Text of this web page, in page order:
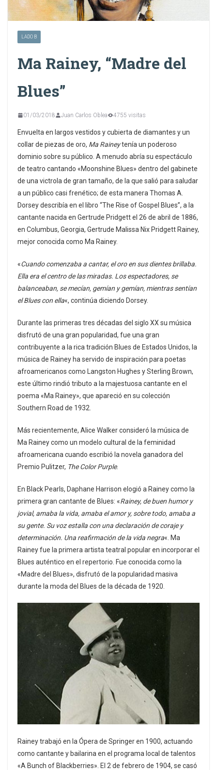
LADO B
Ma Rainey, “Madre del
Blues”
01/03/2018 Juan Carlos Oblea 4755 visitas
Envuelta en largos vestidos y cubierta de diamantes y un
collar de piezas de oro, Ma Raineytenía un poderoso
dominio sobre su público. A menudo abría su espectáculo
de teatro cantando «Moonshine Blues» dentro del gabinete
de una victrola de gran tamaño, de la que salió para saludar
a un público casi frenético; de esta manera Thomas A.
Dorsey describía en el libro “The Rise of Gospel Blues”, a la
cantante nacida en Gertrude Pridgett el 26 de abril de 1886,
en Columbus, Georgia, Gertrude Malissa Nix Pridgett Rainey,
mejor conocida como Ma Rainey.
«Cuando comenzaba a cantar, el oro en sus dientes brillaba.
Ella era el centro de las miradas. Los espectadores, se
balanceaban, se mecían, gemían y gemían, mientras sentían
el Blues con ella«, continúa diciendo Dorsey.
Durante las primeras tres décadas del siglo XX su música
disfrutó de una gran popularidad, fue una gran
contribuyente a la rica tradición Blues de Estados Unidos, la
música de Rainey ha servido de inspiración para poetas
afroamericanos como Langston Hughes y Sterling Brown,
este último rindió tributo a la majestuosa cantante en el
poema «Ma Rainey», que apareció en su colección
Southern Road de 1932.
Más recientemente, Alice Walker consideró la música de
Ma Rainey como un modelo cultural de la feminidad
afroamericana cuando escribió la novela ganadora del
Premio Pulitzer, The Color Purple.
En Black Pearls, Daphane Harrison elogió a Rainey como la
primera gran cantante de Blues: «Rainey, de buen humor y
jovial, amaba la vida, amaba el amor y, sobre todo, amaba a
su gente. Su voz estalla con una declaración de coraje y
determinación. Una reafirmación de la vida negra«. Ma
Rainey fue la primera artista teatral popular en incorporar el
Blues auténtico en el repertorio. Fue conocida como la
«Madre del Blues», disfrutó de la popularidad masiva
durante la moda del Blues de la década de 1920.
Rainey trabajó en la Ópera de Springer en 1900, actuando
como cantante y bailarina en el programa local de talentos
«A Bunch of Blackberries». El 2 de febrero de 1904, se casó